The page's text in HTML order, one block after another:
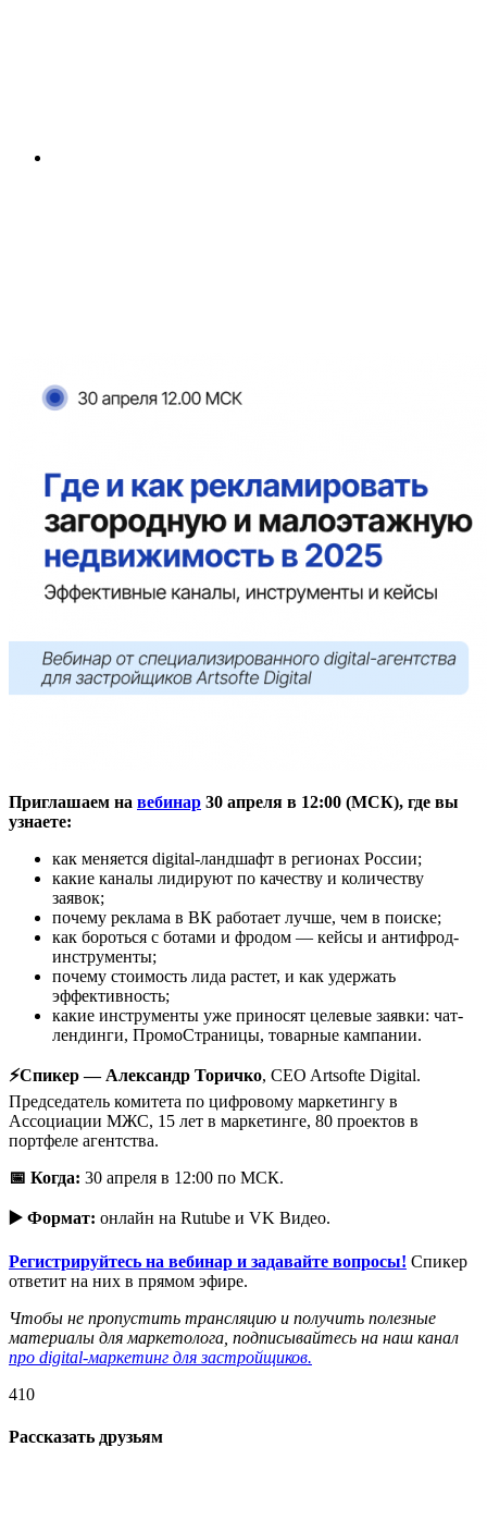
Приглашаем на вебинар 30 апреля в 12:00 (МСК), где вы
узнаете:
как меняется digital-ландшафт в регионах России;
какие каналы лидируют по качеству и количеству
заявок;
почему реклама в ВК работает лучше, чем в поиске;
как бороться с ботами и фродом — кейсы и антифрод-
инструменты;
почему стоимость лида растет, и как удержать
эффективность;
какие инструменты уже приносят целевые заявки: чат-
лендинги, ПромоСтраницы, товарные кампании.
⚡️Спикер — Александр Торичко, CEO Artsofte Digital.
Председатель комитета по цифровому маркетингу в
Ассоциации МЖС, 15 лет в маркетинге, 80 проектов в
портфеле агентства.
📅 Когда: 30 апреля в 12:00 по МСК.
▶️ Формат: онлайн на Rutube и VK Видео.
Регистрируйтесь на вебинар и задавайте вопросы! Спикер
ответит на них в прямом эфире.
Чтобы не пропустить трансляцию и получить полезные
материалы для маркетолога, подписывайтесь на наш канал
про digital-маркетинг для застройщиков.
410
Рассказать друзьям